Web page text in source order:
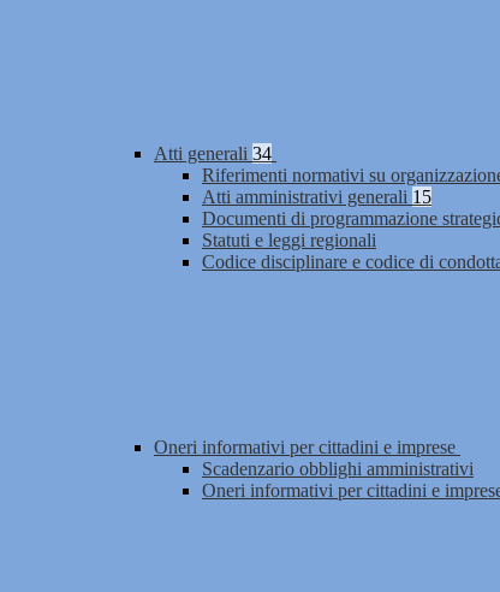
Atti generali 34
Riferimenti normativi su
Atti amministrativi generali 15
Documenti di programmazione
Statuti e leggi regionali
Codice disciplinare e codice di
Oneri informativi per cittadini e imprese
Scadenzario obblighi amministrativi
Oneri informativi per cittadini e